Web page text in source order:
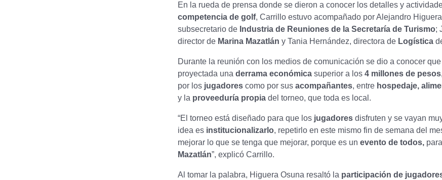
En la rueda de prensa donde se dieron a conocer los detalles y
competencia de golf, Carrillo estuvo acompañado por Alejandro
subsecretario de Industria de Reuniones de la Secretaría de Turismo;
director de Marina Mazatlán y Tania Hernández, directora de Logística
Durante la reunión con los medios de comunicación se dio a conocer
proyectada una derrama económica superior a los 4 millones de pesos
por los jugadores como por sus acompañantes, entre hospedaje,
y la proveeduría propia del torneo, que toda es local.
“El torneo está diseñado para que los jugadores disfruten y se vayan
idea es institucionalizarlo, repetirlo en este mismo fin de semana del
mejorar lo que se tenga que mejorar, porque es un evento de todos,
Mazatlán”, explicó Carrillo.
Al tomar la palabra, Higuera Osuna resaltó la participación de